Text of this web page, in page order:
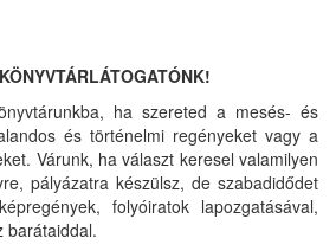
ha szereted a mesés- és
és történelmi regényeket vagy a
Várunk, ha választ keresel valamilyen
pályázatra készülsz, de szabadidődet
folyóiratok lapozgatásával,
barátaiddal.